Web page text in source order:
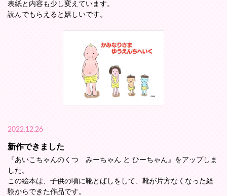
表紙と内容も少し変えています。
読んでもらえると嬉しいです。
2022.12.26
新作できました
『あいこちゃんのくつ みーちゃん と ひーちゃん』をアップしま
した。
この絵本は、子供の頃に靴とばしをして、靴が片方なくなった経
験からできた作品です。